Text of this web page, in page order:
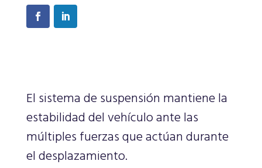
El sistema de suspensión mantiene la
estabilidad del vehículo ante las
múltiples fuerzas que actúan durante
el desplazamiento.